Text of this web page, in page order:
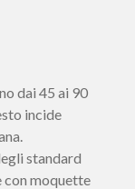
dai 45 ai 90
incide
standard
con moquette